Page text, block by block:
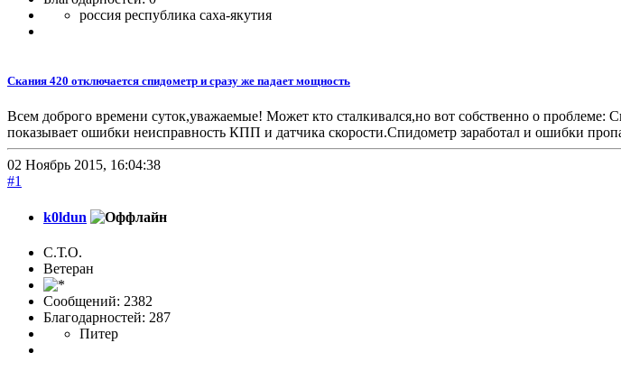
россия республика саха-якутия
Скания 420 отключается спидометр и сразу же падает мощность
Всем доброго времени суток,уважаемые! Может кто сталкивался,но вот собственно о проблеме:
показывает ошибки неисправность КПП и датчика скорости.Спидометр заработал и ошибки
02 Ноябрь 2015, 16:04:38
#1
k0ldun
С.Т.О.
Ветеран
Сообщений: 2382
Благодарностей: 287
Питер